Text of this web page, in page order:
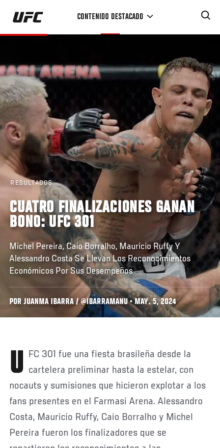
Pasar
contenido
CONTENIDO DESTACADO
RESULTADOS
CUATRO FINALIZACIONES GANAN
BONO: UFC 301
Michel Pereira, Caio Borralho, Mauricio Ruffy Y
Alessandro Costa Se Llevan Los Reconocimientos
Económicos Por Sus Desempeños
POR JUANMA IBARRA / @IBARRAMANU • MAY. 5, 2024
UFC 301 fue una fiesta brasileña desde la cartelera preliminar hasta la estelar, con
nocauts y sumisiones que hicieron explotar a los
fans presentes en el Farmasi Arena. Alessandro
Costa, Mauricio Ruffy, Caio Borralho y Michel
Pereira fueron los finalizadores que se